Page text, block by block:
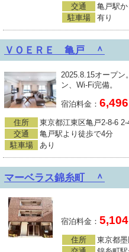
交通
亀戸駅
駐車場
有り
ＶＯＥＲＥ 亀戸 ＾
2025.8.15オープン
ン、Wi-Fi完備。
宿泊料金：
住所
東京都江東区亀戸2-8-6
交通
亀戸駅より徒歩で4分
駐車場
あり
マーベラス錦糸町 ＾
宿泊料金：
住所
東京都